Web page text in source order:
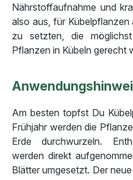
Nährstoffaufnahme und
also aus, für
zu setzten, die
Pflanzen in Kübeln gerecht
Am besten topfst Du
Frühjahr werden die
Erde durchwurzeln.
werden direkt
Blätter umgesetzt. Der